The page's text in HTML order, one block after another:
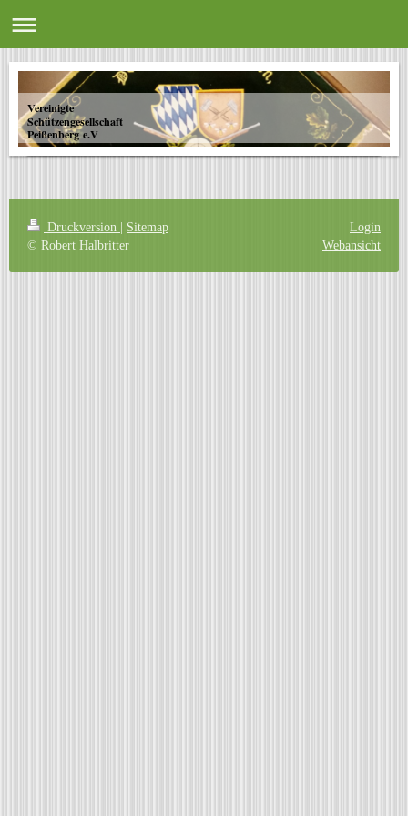
Vereinigte
Schützengesellschaft
Peißenberg e.V
Druckversion | Sitemap
© Robert Halbritter
Login
Webansicht